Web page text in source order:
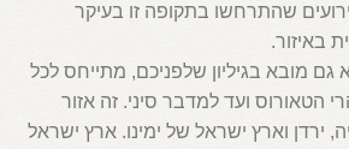
שהתרחשו בתקופה זו בעיקר
באיזור.
גם מובא בגיליון שלפניכם, מתייחס לכל
הטאורוס ועד למדבר סיני. זה אזור
ירדן וארץ ישראל של ימינו. ארץ ישראל